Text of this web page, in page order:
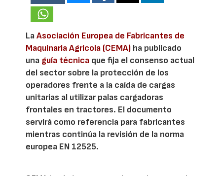
LaAsociación Europea de Fabricantes de
Maquinaria Agrícola (CEMA) ha publicado
una guía técnica que fija el consenso actual
del sector sobre la protección de los
operadores frente a la caída de cargas
unitarias al utilizar palas cargadoras
frontales en tractores. El documento
servirá como referencia para fabricantes
mientras continúa la revisión de la norma
europea EN 12525.